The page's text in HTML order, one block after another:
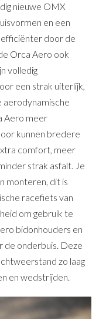
nieuwe OMX
en een
door de
Orca Aero ook
volledig
een strak uiterlijk,
aerodynamische
Aero meer
kunnen bredere
comfort, meer
strak asfalt. Je
monteren, dit is
racefiets van
om gebruik te
bidonhouders en
de onderbuis. Deze
zo laag
en wedstrijden.